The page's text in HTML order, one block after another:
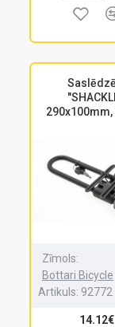
Zīmols:
Bottari Bicycle
Artikuls: 92772
14.12€